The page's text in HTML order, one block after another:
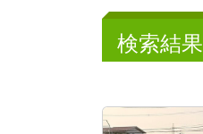
検索結果